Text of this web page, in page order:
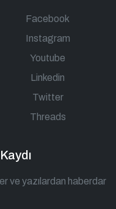
Facebook
Instagram
Youtube
Linkedin
Twitter
Threads
ve yazılardan haberdar